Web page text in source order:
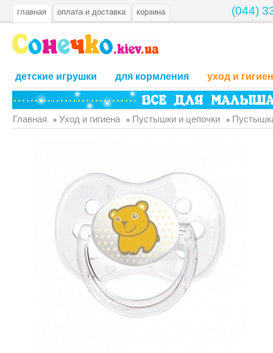
(044)
главная оплата и доставка корзина
детские игрушки для кормления уход и
Главная » Уход и гигиена » Пустышки и цепочки »